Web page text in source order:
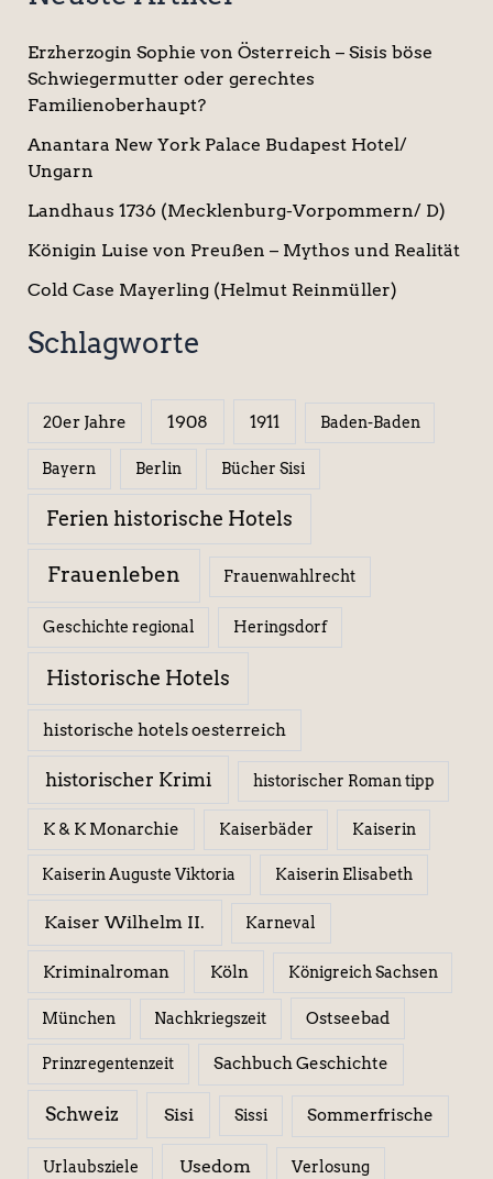
Erzherzogin Sophie von Österreich – Sisis böse
Schwiegermutter oder gerechtes
Familienoberhaupt?
Anantara New York Palace Budapest Hotel/
Ungarn
Landhaus 1736 (Mecklenburg-Vorpommern/ D)
Königin Luise von Preußen – Mythos und Realität
Cold Case Mayerling (Helmut Reinmüller)
Schlagworte
20er Jahre 1908 1911 Baden-Baden
Bayern Berlin Bücher Sisi
Ferien historische Hotels
Frauenleben Frauenwahlrecht
Geschichte regional Heringsdorf
Historische Hotels
historische hotels oesterreich
historischer Krimi historischer Roman tipp
K & K Monarchie Kaiserbäder Kaiserin
Kaiserin Auguste Viktoria Kaiserin Elisabeth
Kaiser Wilhelm II. Karneval
Kriminalroman Köln Königreich Sachsen
München Nachkriegszeit Ostseebad
Prinzregentenzeit Sachbuch Geschichte
Schweiz Sisi Sissi Sommerfrische
Urlaubsziele Usedom Verlosung